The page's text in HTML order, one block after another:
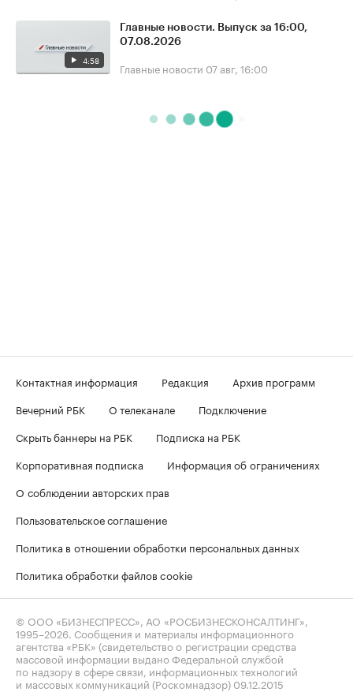
4:58
Главные новости. Выпуск за 16:00,
07.08.2026
Главные новости 07 авг, 16:00
Контактная информация Редакция
Архив программ
Вечерний РБК
О телеканале
Подключение
Скрыть баннеры на РБК
Подписка на РБК
Корпоративная подписка
Информация об ограничениях
О соблюдении авторских прав
Пользовательское соглашение
Политика в отношении обработки персональных данных
Политика обработки файлов cookie
© ООО «БИЗНЕСПРЕСС», АО «РОСБИЗНЕСКОНСАЛТИНГ»,
1995–2026 . Сообщения и материалы информационного
агентства «РБК» (свидетельство о регистрации средства
массовой информации выдано Федеральной службой
по надзору в сфере связи, информационных технологий
и массовых коммуникаций (Роскомнадзор) 09.12.2015